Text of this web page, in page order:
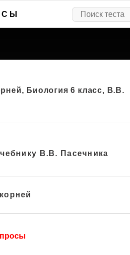
Биология 6 класс, В.В.
В.В. Пасечника